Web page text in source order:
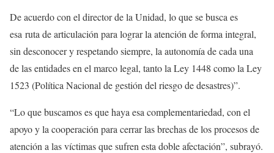
De acuerdo con el director de la Unidad, lo que se busca es
esa ruta de articulación para lograr la atención de forma integral,
sin desconocer y respetando siempre, la autonomía de cada una
de las entidades en el marco legal, tanto la Ley 1448 como la Ley
1523 (Política Nacional de gestión del riesgo de desastres)”.
“Lo que buscamos es que haya esa complementariedad, con el
apoyo y la cooperación para cerrar las brechas de los procesos de
atención a las víctimas que sufren esta doble afectación”, subrayó.